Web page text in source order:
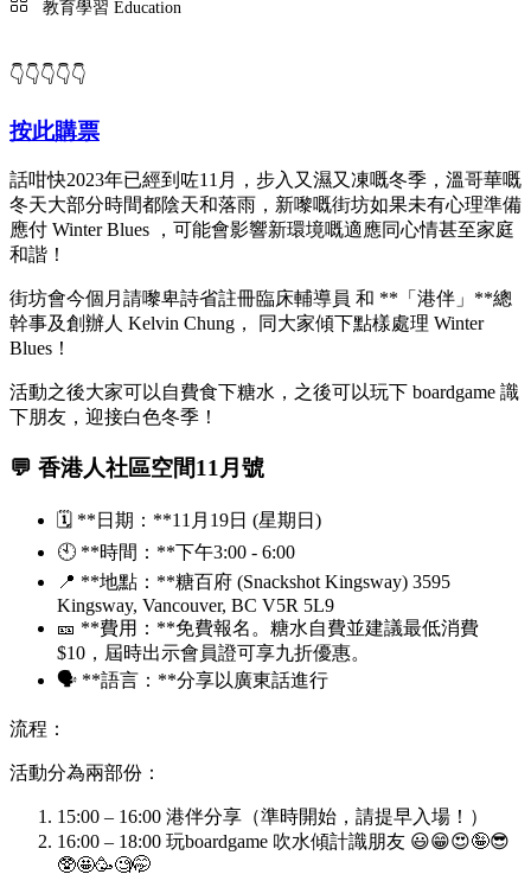
教育學習 Education
👇👇👇👇👇
按此購票
話咁快2023年已經到咗11月，步入又濕又凍嘅冬季，溫哥華嘅
冬天大部分時間都陰天和落雨，新嚟嘅街坊如果未有心理準備
應付 Winter Blues ，可能會影響新環境嘅適應同心情甚至家庭
和諧！
街坊會今個月請嚟卑詩省註冊臨床輔導員 和 **「港伴」**總
幹事及創辦人 Kelvin Chung， 同大家傾下點樣處理 Winter
Blues！
活動之後大家可以自費食下糖水，之後可以玩下 boardgame 識
下朋友，迎接白色冬季！
💬 香港人社區空間11月號
🗓️ **日期：**11月19日 (星期日)
🕙 **時間：**下午3:00 - 6:00
📍 **地點：**糖百府 (Snackshot Kingsway) 3595
Kingsway, Vancouver, BC V5R 5L9
🎫 **費用：**免費報名。糖水自費並建議最低消費
$10，屆時出示會員證可享九折優惠。
🗣️ **語言：**分享以廣東話進行
流程：
活動分為兩部份：
15:00 – 16:00 港伴分享（準時開始，請提早入場！）
16:00 – 18:00 玩boardgame 吹水傾計識朋友 😃😁😍🤪😎
🥸🤩🥳🧐🤭